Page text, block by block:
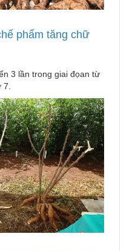
phẩm tăng chữ
3 lần trong giai đọan từ